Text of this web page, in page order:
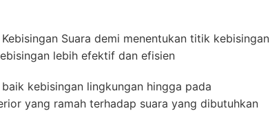
Suara demi menentukan titik kebisingan
lebih efektif dan efisien
kebisingan lingkungan hingga pada
yang ramah terhadap suara yang dibutuhkan